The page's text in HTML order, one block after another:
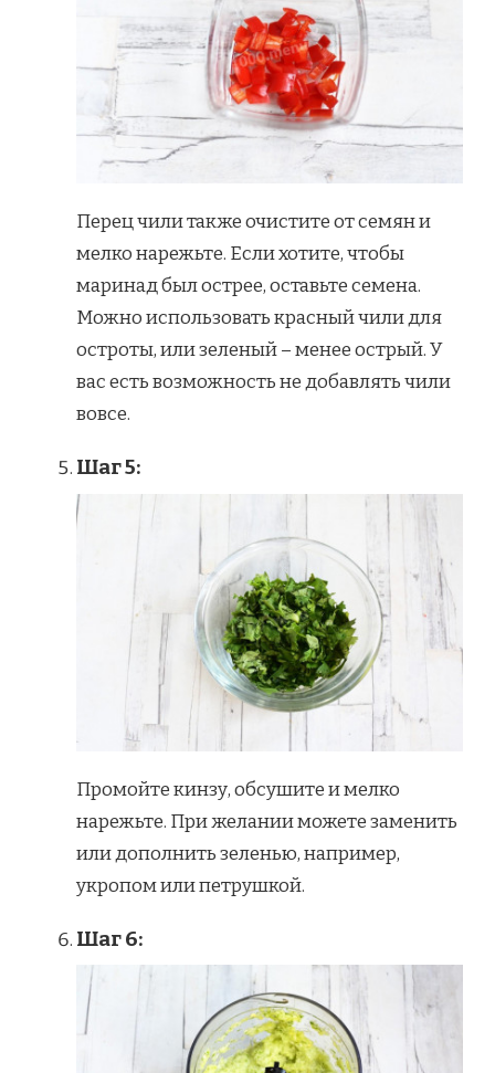
Перец чили также очистите от семян и
мелко нарежьте. Если хотите, чтобы
маринад был острее, оставьте семена.
Можно использовать красный чили для
остроты, или зеленый – менее острый. У
вас есть возможность не добавлять чили
вовсе.
Шаг 5:
Промойте кинзу, обсушите и мелко
нарежьте. При желании можете заменить
или дополнить зеленью, например,
укропом или петрушкой.
Шаг 6: